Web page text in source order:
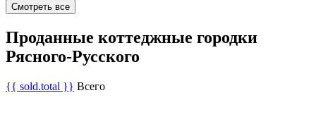
Смотреть все
Проданные коттеджные городки
Рясного-Русского
{{ sold.total }} Всего